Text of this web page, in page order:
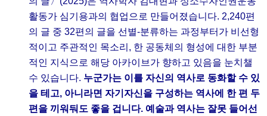
활동가 심기용과의 협업으로 만들어졌습니다. 2,240편
의 글 중 32편의 글을 선별-분류하는 과정부터가 비선형
적이고 주관적인 목소리, 한 공동체의 형성에 대한 부분
적인 지식으로 해당 아카이브가 향하고 있음을 눈치챌
수 있습니다. 누군가는 이를 자신의 역사로 동화할 수 있
을 테고, 아니라면 자기자신을 구성하는 역사에 한 편 두
편을 끼워둬도 좋을 겁니다. 예술과 역사는 잘못 들어선